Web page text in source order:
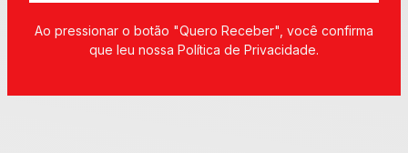
Ao pressionar o botão "Quero Receber", você confirma
que leu nossa Política de Privacidade.